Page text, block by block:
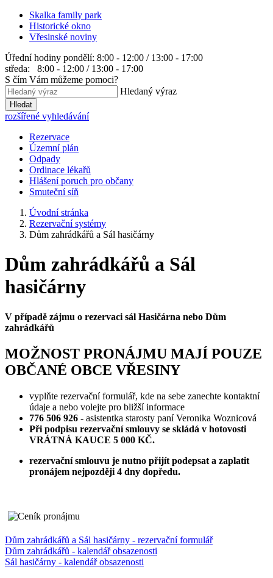
Skalka family park
Historické okno
Vřesinské noviny
Úřední hodiny pondělí: 8:00 - 12:00 / 13:00 - 17:00
středa: 8:00 - 12:00 / 13:00 - 17:00
S čím Vám můžeme pomoci?
Hledaný výraz
Hledat
rozšířené vyhledávání
Rezervace
Územní plán
Odpady
Ordinace lékařů
Hlášení poruch pro občany
Smuteční síň
Úvodní stránka
Rezervační systémy
Dům zahrádkářů a Sál hasičárny
Dům zahrádkářů a Sál
hasičárny
V případě zájmu o rezervaci sál Hasičárna nebo Dům
zahrádkářů
MOŽNOST PRONÁJMU MAJÍ POUZE
OBČANÉ OBCE VŘESINY
vyplňte rezervační formulář, kde na sebe zanechte kontaktní
údaje a nebo volejte pro bližší informace
776 506 926 - asistentka starosty paní Veronika Woznicová
Při podpisu rezervační smlouvy se skládá v hotovosti
VRÁTNÁ KAUCE 5 000 KČ.
rezervační smlouvu je nutno přijít podepsat a zaplatit
pronájem nejpozději 4 dny dopředu.
Dům zahrádkářů a Sál hasičárny - rezervační formulář
Dům zahrádkářů - kalendář obsazenosti
Sál hasičárny - kalendář obsazenosti